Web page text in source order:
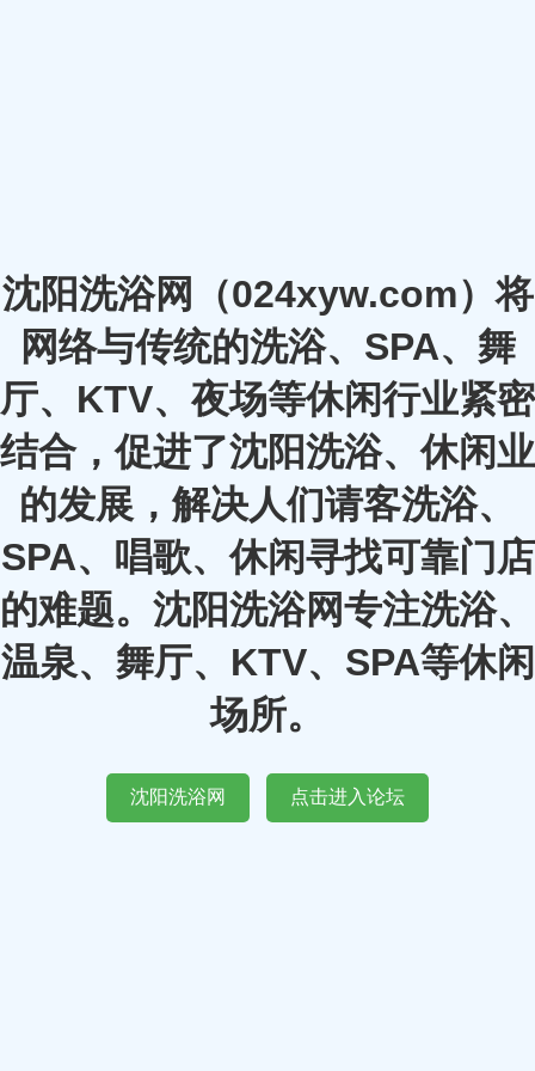
沈阳洗浴网（024xyw.com）将
网络与传统的洗浴、SPA、舞
厅、KTV、夜场等休闲行业紧密
结合，促进了沈阳洗浴、休闲业
的发展，解决人们请客洗浴、
SPA、唱歌、休闲寻找可靠门店
的难题。沈阳洗浴网专注洗浴、
温泉、舞厅、KTV、SPA等休闲
场所。
沈阳洗浴网 点击进入论坛